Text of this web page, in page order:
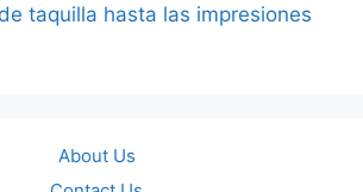
taquilla hasta las impresiones
About Us